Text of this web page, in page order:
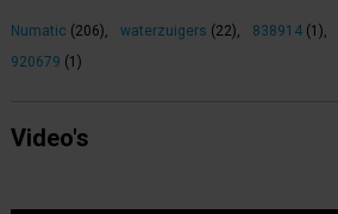
Numatic (206) waterzuigers (22) 838914 (1)
920679 (1)
Video's